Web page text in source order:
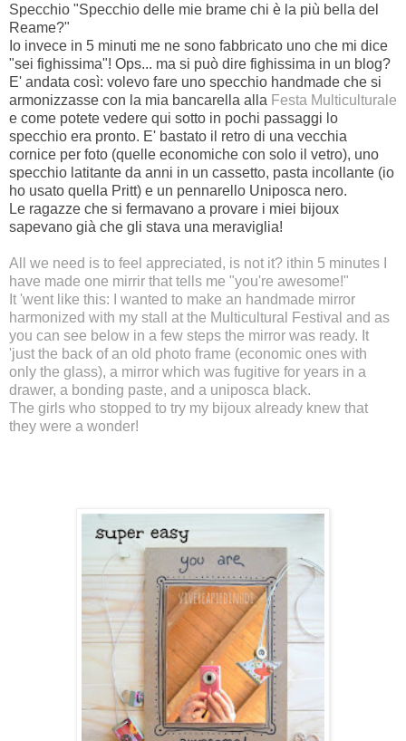
Specchio "Specchio delle mie brame chi è la più bella del
Reame?"
Io invece in 5 minuti me ne sono fabbricato uno che mi dice
"sei fighissima"! Ops... ma si può dire fighissima in un blog?
E' andata così: volevo fare uno specchio handmade che si
armonizzasse con la mia bancarella alla Festa Multiculturale
e come potete vedere qui sotto in pochi passaggi lo
specchio era pronto. E' bastato il retro di una vecchia
cornice per foto (quelle economiche con solo il vetro), uno
specchio latitante da anni in un cassetto, pasta incollante (io
ho usato quella Pritt) e un pennarello Uniposca nero.
Le ragazze che si fermavano a provare i miei bijoux
sapevano già che gli stava una meraviglia!
All we need is to feel appreciated, is not it? ithin 5 minutes I
have made ​​one mirrir that tells me "you're awesome!"
It 'went like this: I wanted to make an handmade mirror
harmonized with my stall at the Multicultural Festival and as
you can see below in a few steps the mirror was ready. It
'just the back of an old photo frame (economic ones with
only the glass), a mirror which was fugitive for years in a
drawer, a bonding paste, and a uniposca black.
The girls who stopped to try my bijoux already knew that
they were a wonder!